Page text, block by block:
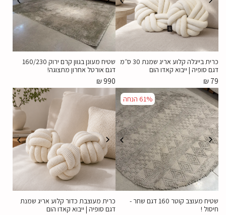
כרית בייגלה קלוע אריג שמנת 30 ס״מ
דגם סופיה | ייבוא קאדו הום
₪ 79
שטיח מעונן בגוון קרם ירוק 160/230
דגם אורטל אחרון מתצוגה!
₪990
61% הנחה
שטיח מעוצב קוטר 160 דגם שחר -
חיסול !
כרית מעוצבת כדור קלוע אריג שמנת
דגם סופיה | ייבוא קאדו הום